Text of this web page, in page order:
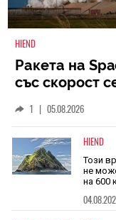
HIEND
Ракета на
със скорост
1 | 05.08.2026
HIEND
Този
не
на 600